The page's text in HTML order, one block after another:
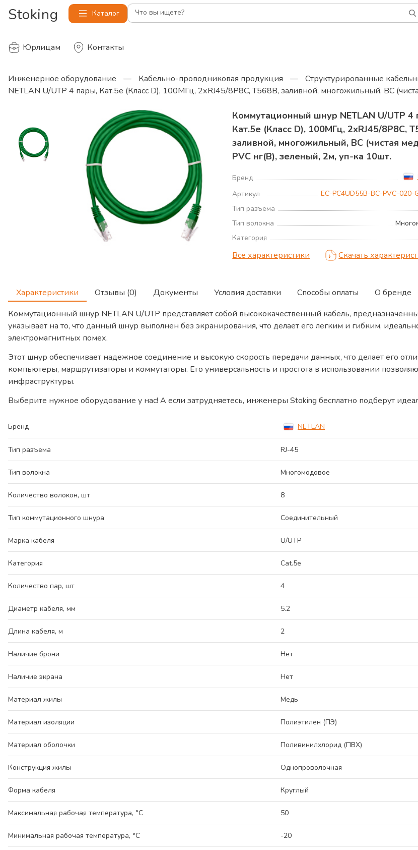
Stoking Каталог Что вы ищете?
Юрлицам Контакты
Инженерное оборудование — Кабельно-проводниковая продукция — Структурированные
NETLAN U/UTP 4 пары, Кат.5е (Класс D), 100МГц, 2хRJ45/8P8C, T568B, заливной, многожильный, BC
Коммутационный шнур NETLAN U/UTP 4
Кат.5е (Класс D), 100МГц, 2хRJ45/8P8C,
заливной, многожильный, BC (чистая
PVC нг(B), зеленый, 2м, уп-ка 10шт.
Бренд
Артикул
EC-PC4UD55B-BC-PVC-020-
Тип разъема
Тип волокна
Категория
Все характеристики Скачать
Характеристики Отзывы (0) Документы Условия доставки Способы оплаты О бренде
Коммутационный шнур NETLAN U/UTP представляет собой высококачественный кабель,
указывает на то, что данный шнур выполнен без экранирования, что делает его легким и гибким,
электромагнитных помех.
Этот шнур обеспечивает надежное соединение и высокую скорость передачи данных, что делает его
компьютеры, маршрутизаторы и коммутаторы. Его универсальность и простота в использовании
инфраструктуры.
Выберите нужное оборудование у нас! А если затрудняетесь, инженеры Stoking бесплатно подберут
Бренд NETLAN
Тип разъема RJ-45
Тип волокна Многомодовое
Количество волокон, шт 8
Тип коммутационного шнура Соединительный
Марка кабеля U/UTP
Категория Cat.5e
Количество пар, шт 4
Диаметр кабеля, мм 5.2
Длина кабеля, м 2
Наличие брони Нет
Наличие экрана Нет
Материал жилы Медь
Материал изоляции Полиэтилен (ПЭ)
Материал оболочки Поливинилхлорид (ПВХ)
Конструкция жилы Однопроволочная
Форма кабеля Круглый
Максимальная рабочая температура, °C 50
Минимальная рабочая температура, °C -20